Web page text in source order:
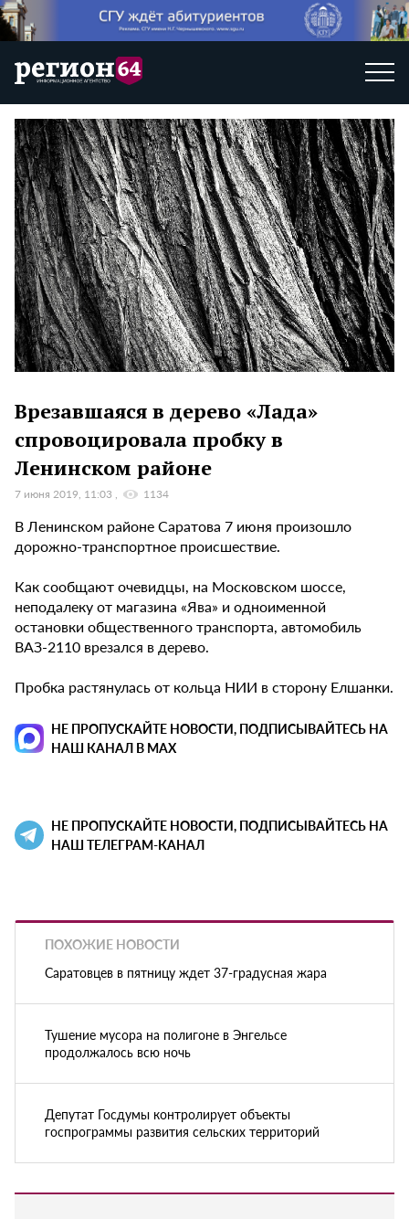
Врезавшаяся в дерево «Лада»
спровоцировала пробку в
Ленинском районе
7 июня 2019, 11:03 1134
В Ленинском районе Саратова 7 июня произошло
дорожно-транспортное происшествие.
Как сообщают очевидцы, на Московском шоссе,
неподалеку от магазина «Ява» и одноименной
остановки общественного транспорта, автомобиль
ВАЗ-2110 врезался в дерево.
Пробка растянулась от кольца НИИ в сторону Елшанки.
НЕ ПРОПУСКАЙТЕ НОВОСТИ, ПОДПИСЫВАЙТЕСЬ НА
НАШ КАНАЛ В MAX
НЕ ПРОПУСКАЙТЕ НОВОСТИ, ПОДПИСЫВАЙТЕСЬ НА
НАШ ТЕЛЕГРАМ-КАНАЛ
ПОХОЖИЕ НОВОСТИ
Саратовцев в пятницу ждет 37-градусная жара
Тушение мусора на полигоне в Энгельсе
продолжалось всю ночь
Депутат Госдумы контролирует объекты
госпрограммы развития сельских территорий